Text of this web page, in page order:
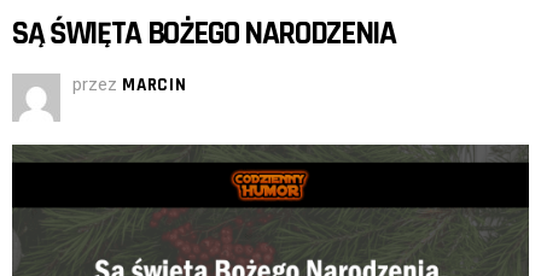
SĄ ŚWIĘTA BOŻEGO NARODZENIA
przez MARCIN